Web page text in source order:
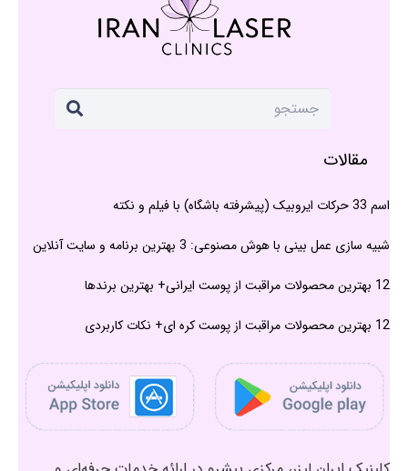
مقالات
اسم 33 حرکات ایروبیک (پیشرفته باشگاه) با فیلم و نکته
شبیه سازی عمل بینی با هوش مصنوعی: 3 بهترین برنامه و سایت آنلاین
12 بهترین محصولات مراقبت از پوست ایرانی+ بهترین برندها
12 بهترین محصولات مراقبت از پوست کره ای+ نکات کاربردی